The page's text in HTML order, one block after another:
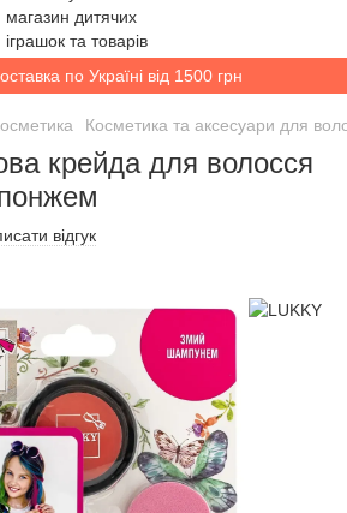
по Україні від 1500 грн
Косметика та аксесуари для
крейда для волосся
відгук